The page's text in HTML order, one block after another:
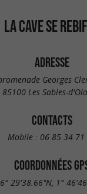
LA CAVE SE
ADRESSE
Georges
85100 Les Sables-
CONTACTS
Mobile : 06 85 34 71
COORDONNÉES
29'38.66"N, 1°